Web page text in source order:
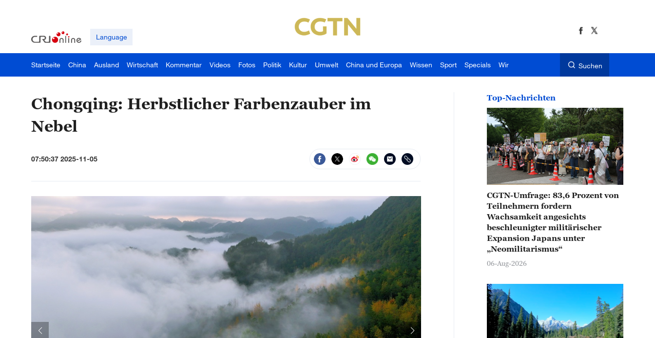
Language
Startseite China Ausland Wirtschaft Kommentar Videos Fotos Politik Kultur Umwelt China und Europa Wissen Sport Specials Wir Suchen
Chongqing: Herbstlicher Farbenzauber im
Nebel
07:50:37 2025-11-05
Top-Nachrichten
CGTN-Umfrage: 83,6 Prozent von
Teilnehmern fordern
Wachsamkeit angesichts
beschleunigter militärischer
Expansion Japans unter
„Neomilitarismus“
06-Aug-2026